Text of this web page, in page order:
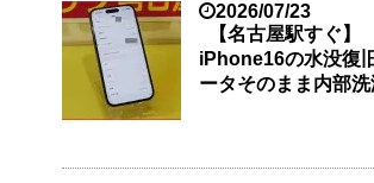
2026/07/23
【名古屋駅すぐ】
iPhone16の水没復
ータそのまま内部洗